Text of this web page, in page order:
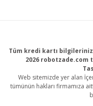
Tüm kredi kartı
2026 robotzade.com
Web sitemizde yer alan
tümünün hakları firmamıza